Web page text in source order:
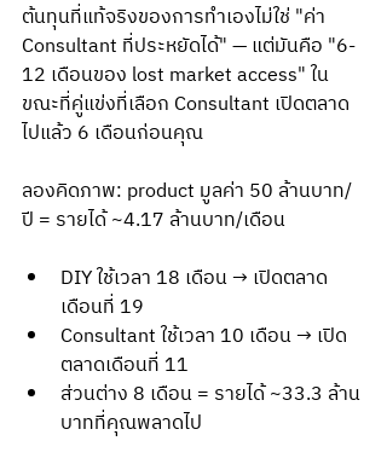
ต้นทุนที่แท้จริงของการทำเองไม่ใช่ "ค่า
Consultant ที่ประหยัดได้" — แต่มันคือ "6-
12 เดือนของ lost market access" ใน
ขณะที่คู่แข่งที่เลือก Consultant เปิดตลาด
ไปแล้ว 6 เดือนก่อนคุณ
ลองคิดภาพ: product มูลค่า 50 ล้านบาท/
ปี = รายได้ ~4.17 ล้านบาท/เดือน
DIY ใช้เวลา 18 เดือน → เปิดตลาด
เดือนที่ 19
Consultant ใช้เวลา 10 เดือน → เปิด
ตลาดเดือนที่ 11
ส่วนต่าง 8 เดือน = รายได้ ~33.3 ล้าน
บาทที่คุณพลาดไป